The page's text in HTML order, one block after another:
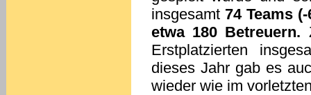
insgesamt 74 Teams
etwa 180 Betreuern.
Erstplatzierten
dieses Jahr gab es
wieder wie im